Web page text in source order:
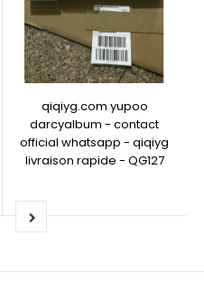
qiqiyg.com yupoo
darcyalbum - contact
official whatsapp - qiqiyg
livraison rapide - QG127